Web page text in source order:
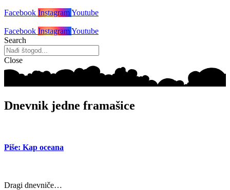
Facebook InstagramYoutube
Facebook InstagramYoutube
Search
Close
Dnevnik jedne framašice
Piše: Kap oceana
Dragi dnevniče…